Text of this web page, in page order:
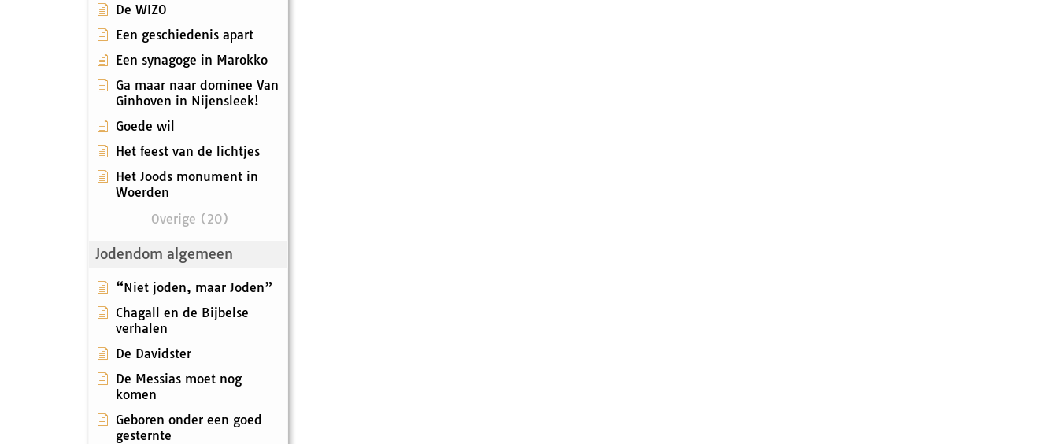
De WIZO
Een geschiedenis apart
Een synagoge in Marokko
Ga maar naar dominee Van
Ginhoven in Nijensleek!
Goede wil
Het feest van de lichtjes
Het Joods monument in
Woerden
Overige (20)
Jodendom algemeen
“Niet joden, maar Joden”
Chagall en de Bijbelse
verhalen
De Davidster
De Messias moet nog
komen
Geboren onder een goed
gesternte